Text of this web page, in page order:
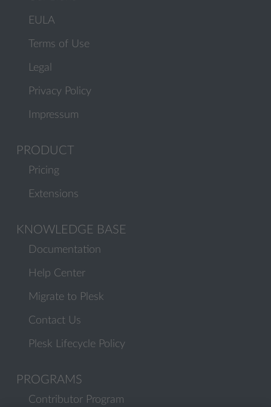
EULA
Terms of Use
Legal
Privacy Policy
Impressum
PRODUCT
Pricing
Extensions
KNOWLEDGE BASE
Documentation
Help Center
Migrate to Plesk
Contact Us
Plesk Lifecycle Policy
PROGRAMS
Contributor Program